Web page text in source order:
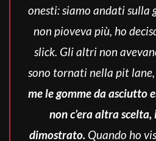
onesti: siamo andati sulla
non pioveva più, ho
slick. Gli altri non
sono tornati nella pit
me le gomme da asciutto
non c’era altra
dimostrato. Quando ho